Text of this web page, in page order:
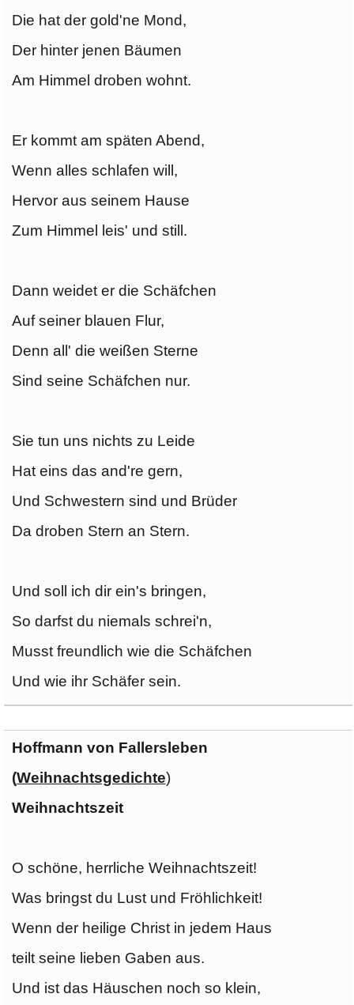
Die hat der gold'ne Mond,
Der hinter jenen Bäumen
Am Himmel droben wohnt.
Er kommt am späten Abend,
Wenn alles schlafen will,
Hervor aus seinem Hause
Zum Himmel leis' und still.
Dann weidet er die Schäfchen
Auf seiner blauen Flur,
Denn all' die weißen Sterne
Sind seine Schäfchen nur.
Sie tun uns nichts zu Leide
Hat eins das and're gern,
Und Schwestern sind und Brüder
Da droben Stern an Stern.
Und soll ich dir ein's bringen,
So darfst du niemals schrei'n,
Musst freundlich wie die Schäfchen
Und wie ihr Schäfer sein.
Hoffmann von Fallersleben
(Weihnachtsgedichte)
Weihnachtszeit
O schöne, herrliche Weihnachtszeit!
Was bringst du Lust und Fröhlichkeit!
Wenn der heilige Christ in jedem Haus
teilt seine lieben Gaben aus.
Und ist das Häuschen noch so klein,